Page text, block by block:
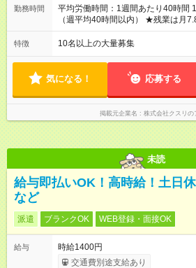
容に応じて給与が支払われ、昇格試
年収がUPする制度です。 約4割の
勤務時間
平均労働時間：1週間あたり40時間
（週平均40時間以内） ★残業は月
＜店舗の基本営業時間＞ 9時～22
なります。 ＜シフト例＞ 早番：8時00分～17時00分 中番：11
1ヶ月単位の変形労働時間制（週平
7.8時間ほど（2025年実績） ＜店舗の基本営業時間＞ 9時～22
時 ※勤務時間は店舗により異なります。 ＜シフト例＞
時00分～17時00分 中番：11時～20
特徴 10名以上の大量募集
気になる！ 応募する
掲載元企業名 株式会社クスリの
未読
給与即払いOK！高時給！土日
など
派遣 ブランクOK WEB登録・面接OK
給与
時給1400円
交通費別途支給あり